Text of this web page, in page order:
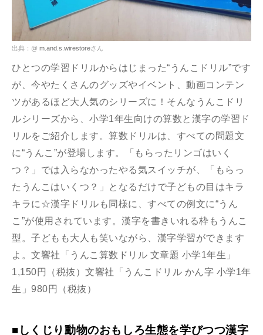
出典：@ m.and.s.wirestoreさん
ひとつの学習ドリルからはじまった“うんこドリル”です
が、今やたくさんのグッズやイベント、動画コンテン
ツがあるほど大人気のシリーズに！そんなうんこドリ
ルシリーズから、小学1年生向けの算数と漢字の学習ド
リルをご紹介します。算数ドリルは、すべての問題文
に“うんこ”が登場します。「もらったリンゴはいく
つ？」では入らなかったやる気スイッチが、「もらっ
たうんこはいくつ？」となるだけで子どもの目はキラ
キラに☆漢字ドリルも同様に、すべての例文に“うん
こ”が使用されています。漢字を書きいれる枠もうんこ
型。子どもも大人も笑いながら、漢字学習ができます
よ。文響社「うんこ算数ドリル 文章題 小学1年生」
1,150円（税抜）文響社「うんこドリル かん字 小学1年
生」980円（税抜）
■しくじり動物のおもしろ生態を学びつつ漢字